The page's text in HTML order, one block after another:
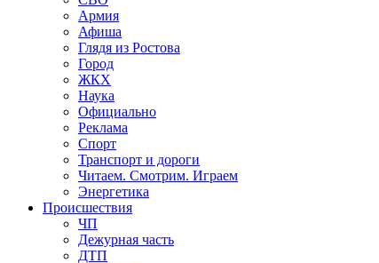
Армия
Афиша
Глядя из Ростова
Город
ЖКХ
Наука
Официально
Реклама
Спорт
Транспорт и дороги
Читаем. Смотрим. Играем
Энергетика
Происшествия
ЧП
Дежурная часть
ДТП